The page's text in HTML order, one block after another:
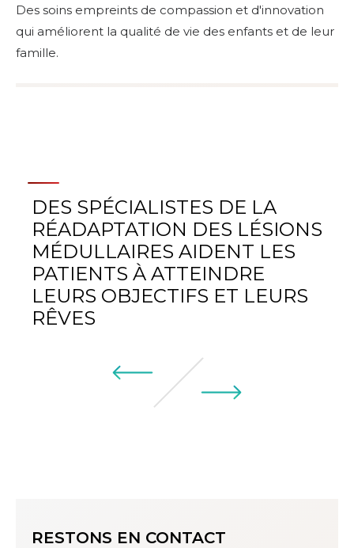
Des soins empreints de compassion et d'innovation
qui améliorent la qualité de vie des enfants et de leur
famille.
DES SPÉCIALISTES DE LA
RÉADAPTATION DES LÉSIONS
MÉDULLAIRES AIDENT LES
PATIENTS À ATTEINDRE
LEURS OBJECTIFS ET LEURS
RÊVES
RESTONS EN CONTACT